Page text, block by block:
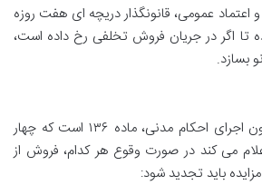
عمومی، قانونگذار دریچه ای هفت روزه
اگر در جریان فروش تخلفی رخ داده است،
بسازد.
ملاک اصلی ابطال در قانون اجرای احکام مدنی، ماده ۱۳۶ است که چهار
می کند در صورت وقوع هر کدام، فروش از
باید تجدید شود: